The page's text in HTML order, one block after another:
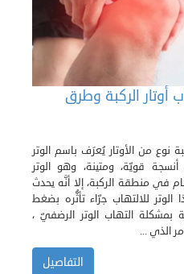
أوتار الركبة وطرق
نوع من الأوتار يُعرَف باسم الوتر
قويّة، ومتينة، وهو الوتر
في منطقة الركبة، إلا أنَّه يحدث
للالتهاب جرّاء تأثُّره بضغط
التهاب الوتر الرضفيّ ،
الذي ...
التفاصيل